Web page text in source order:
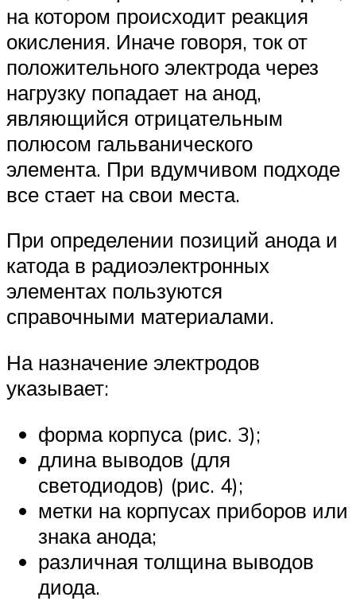
на котором происходит реакция
окисления. Иначе говоря, ток от
положительного электрода через
нагрузку попадает на анод,
являющийся отрицательным
полюсом гальванического
элемента. При вдумчивом подходе
все стает на свои места.
При определении позиций анода и
катода в радиоэлектронных
элементах пользуются
справочными материалами.
На назначение электродов
указывает:
форма корпуса (рис. 3);
длина выводов (для
светодиодов) (рис. 4);
метки на корпусах приборов или
знака анода;
различная толщина выводов
диода.